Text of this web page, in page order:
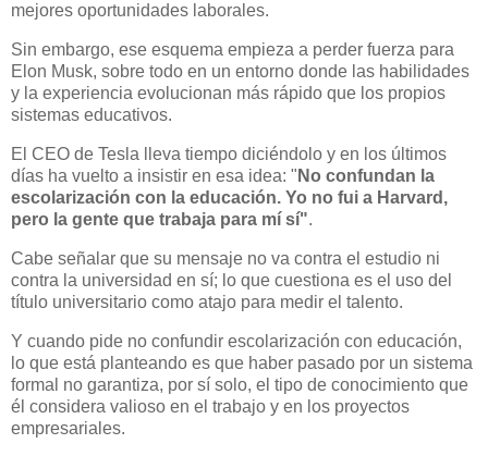
mejores oportunidades laborales.
Sin embargo, ese esquema empieza a perder fuerza para
Elon Musk, sobre todo en un entorno donde las habilidades
y la experiencia evolucionan más rápido que los propios
sistemas educativos.
El CEO de Tesla lleva tiempo diciéndolo y en los últimos
días ha vuelto a insistir en esa idea: " No confundan la
escolarización con la educación. Yo no fui a Harvard,
pero la gente que trabaja para mí sí".
Cabe señalar que su mensaje no va contra el estudio ni
contra la universidad en sí; lo que cuestiona es el uso del
título universitario como atajo para medir el talento.
Y cuando pide no confundir escolarización con educación,
lo que está planteando es que haber pasado por un sistema
formal no garantiza, por sí solo, el tipo de conocimiento que
él considera valioso en el trabajo y en los proyectos
empresariales.